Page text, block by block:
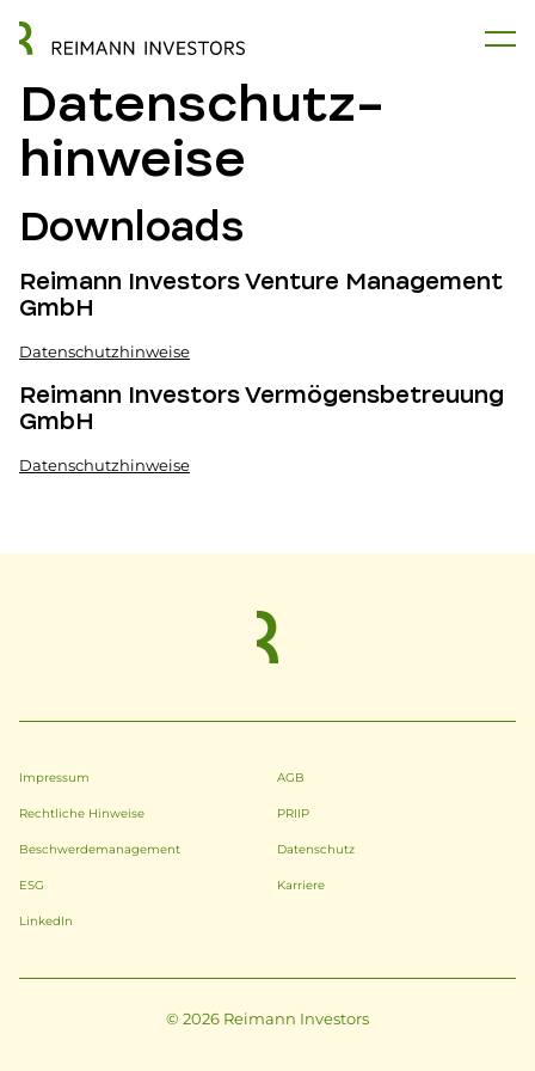
Datenschutz­
hinweise
Downloads
Reimann Investors Venture Management
GmbH
Datenschutzhinweise
Reimann Investors Vermögensbetreuung
GmbH
Datenschutzhinweise
Impressum AGB
Rechtliche Hinweise PRIIP
Beschwerdemanagement Datenschutz
ESG Karriere
LinkedIn
© 2026 Reimann Investors